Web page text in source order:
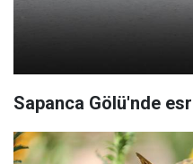
Sapanca Gölü'nde